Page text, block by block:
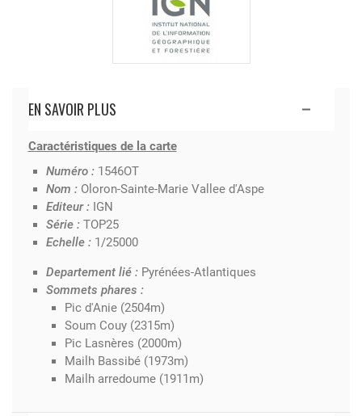
EN SAVOIR PLUS
Caractéristiques de la carte
Numéro : 1546OT
Nom : Oloron-Sainte-Marie Vallee d'Aspe
Editeur : IGN
Série : TOP25
Echelle : 1/25000
Departement lié : Pyrénées-Atlantiques
Sommets phares :
Pic d'Anie (2504m)
Soum Couy (2315m)
Pic Lasnères (2000m)
Mailh Bassibé (1973m)
Mailh arredoume (1911m)